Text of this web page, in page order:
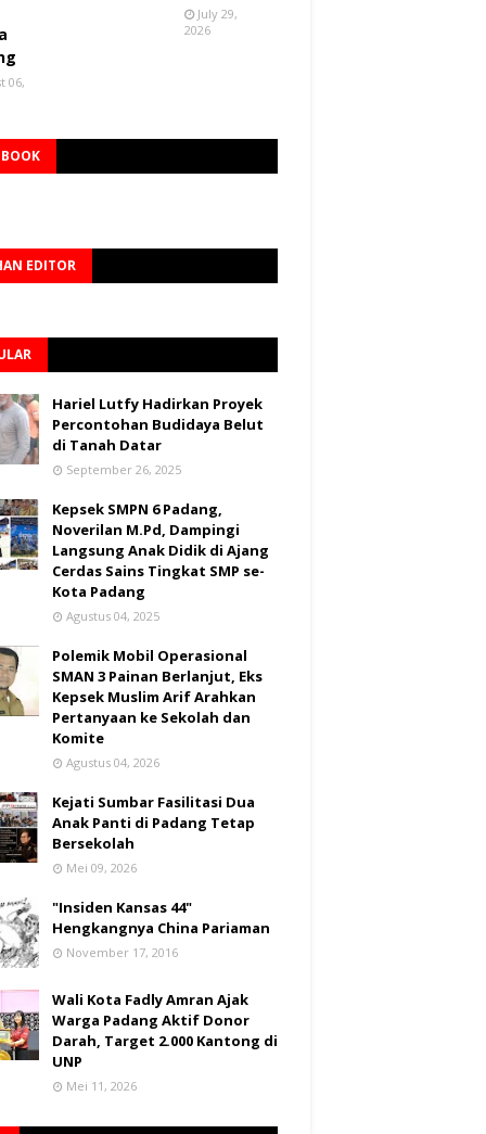
06,
July 29,
2026
EDITOR
Hariel Lutfy Hadirkan Proyek
Percontohan Budidaya Belut
di Tanah Datar
September 26, 2025
Kepsek SMPN 6 Padang,
Noverilan M.Pd, Dampingi
Langsung Anak Didik di Ajang
Cerdas Sains Tingkat SMP se-
Kota Padang
Agustus 04, 2025
Polemik Mobil Operasional
SMAN 3 Painan Berlanjut, Eks
Kepsek Muslim Arif Arahkan
Pertanyaan ke Sekolah dan
Komite
Agustus 04, 2026
Kejati Sumbar Fasilitasi Dua
Anak Panti di Padang Tetap
Bersekolah
Mei 09, 2026
"Insiden Kansas 44"
Hengkangnya China Pariaman
November 17, 2016
Wali Kota Fadly Amran Ajak
Warga Padang Aktif Donor
Darah, Target 2.000 Kantong di
UNP
Mei 11, 2026